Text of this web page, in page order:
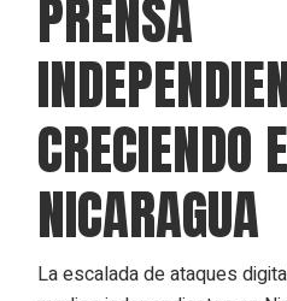
PRENSA
CRECIENDO
NICARAGUA
La escalada de ataques